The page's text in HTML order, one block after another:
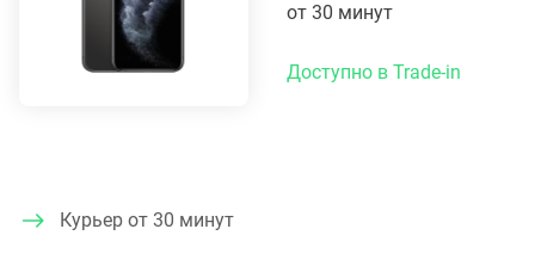
от 30 минут
Доступно в Trade-in
Курьер от 30 минут